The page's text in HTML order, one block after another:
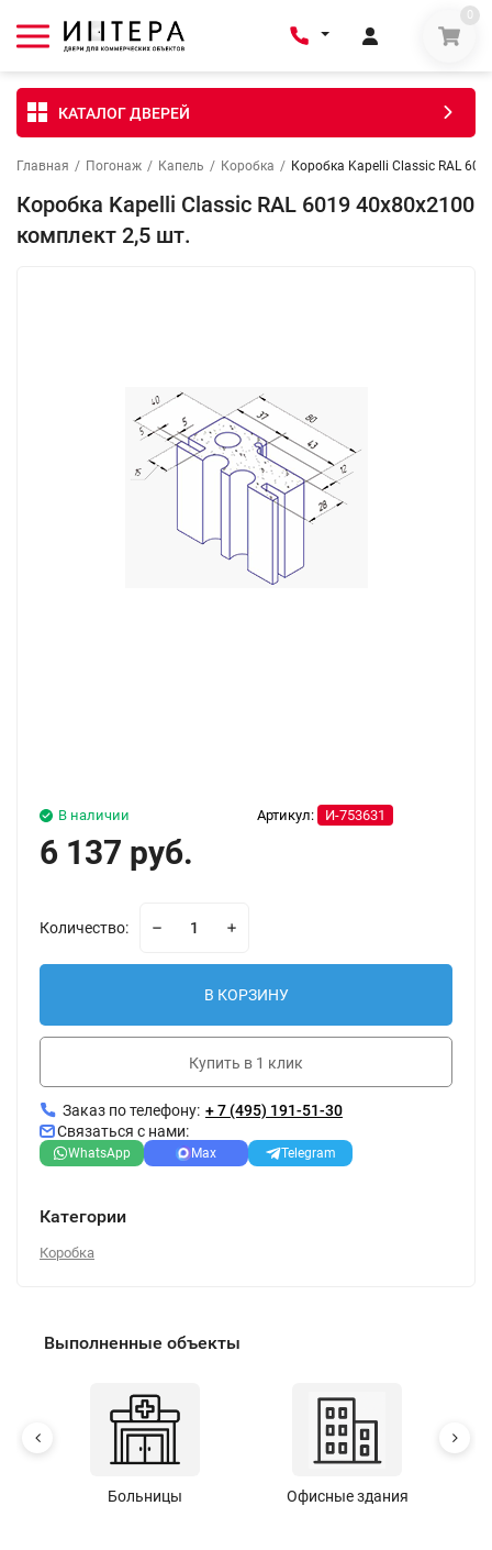
0
КАТАЛОГ ДВЕРЕЙ
Главная / Погонаж / Капель / Коробка / Коробка Kapelli Classic RAL
Коробка Kapelli Classic RAL 6019 40х80х2100
комплект 2,5 шт.
Артикул: И-753631
В наличии
6 137 руб.
Количество:
В КОРЗИНУ
Купить в 1 клик
Заказ по телефону: + 7 (495) 191-51-30
Связаться с нами:
WhatsApp Max Telegram
Категории
Коробка
Выполненные объекты
Больницы Офисные здания